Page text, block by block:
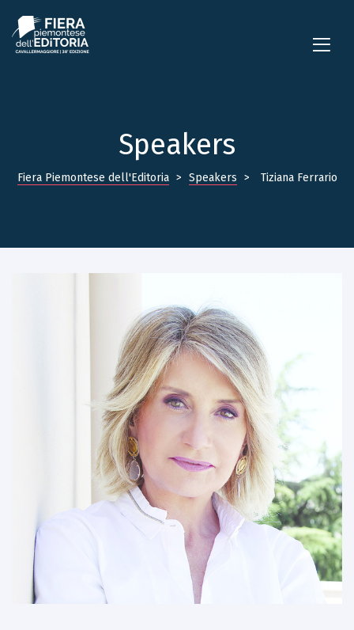
Speakers
Fiera Piemontese dell'Editoria > Speakers > Tiziana Ferrario